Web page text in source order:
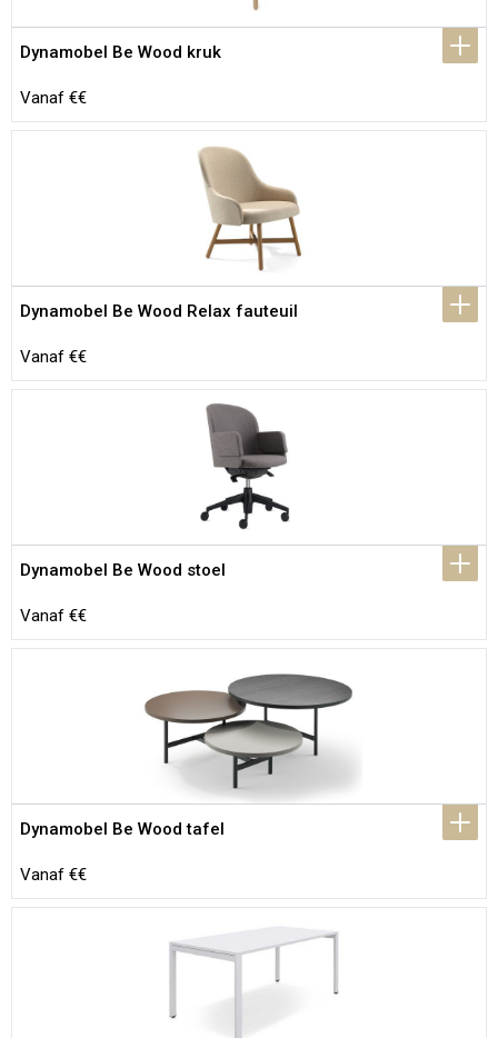
Dynamobel Be Wood kruk
Vanaf €€
Dynamobel Be Wood Relax fauteuil
Vanaf €€
Dynamobel Be Wood stoel
Vanaf €€
Dynamobel Be Wood tafel
Vanaf €€